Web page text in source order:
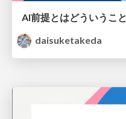
AI前提とはどういうこ
daisuketakeda